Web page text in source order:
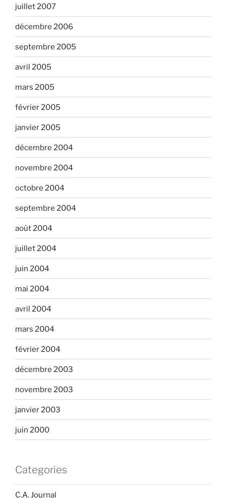
juillet 2007
décembre 2006
septembre 2005
avril 2005
mars 2005
février 2005
janvier 2005
décembre 2004
novembre 2004
octobre 2004
septembre 2004
août 2004
juillet 2004
juin 2004
mai 2004
avril 2004
mars 2004
février 2004
décembre 2003
novembre 2003
janvier 2003
juin 2000
Categories
C.A. Journal